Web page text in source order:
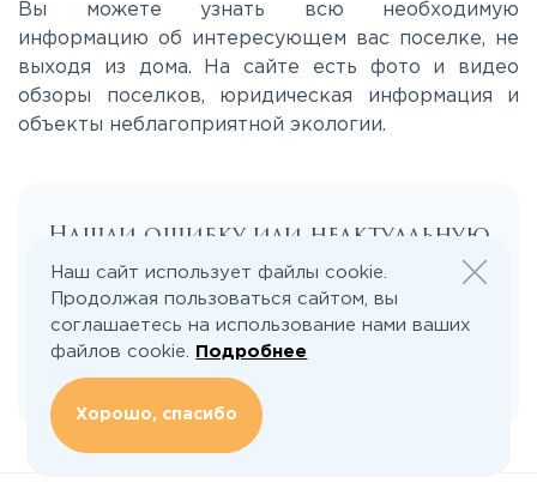
Минское
Новорижское
Носовихинское
Вы можете узнать всю необходимую
информацию об интересующем вас поселке, не
выходя из дома. На сайте есть фото и видео
обзоры поселков, юридическая информация и
объекты неблагоприятной экологии.
Нашли ошибку или неактуальную
информацию?
Сообщить об ошибке
Наш сайт использует файлы cookie.
Продолжая пользоваться сайтом, вы
соглашаетесь на использование нами ваших
файлов cookie.
Подробнее
Хорошо, спасибо